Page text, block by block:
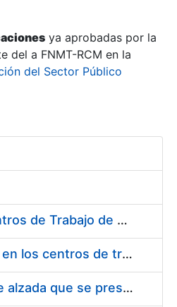
ya aprobadas por la
del a FNMT-RCM en la
del Sector Público
Suministro de Protectores Auditivos a medida para las personas trabajadoras de los Centros de Trabajo de Madrid y Burgos
Suministro de gafas graduadas antiproyecciones para los trabajadores de la FNMT-RCM en los centros de trabajo de Madrid y Burgos
Servicios de una empresa externa para el asesoramiento y resolución de los recursos de alzada que se presentan relacionados con procesos de selección para la FNMT-RCM